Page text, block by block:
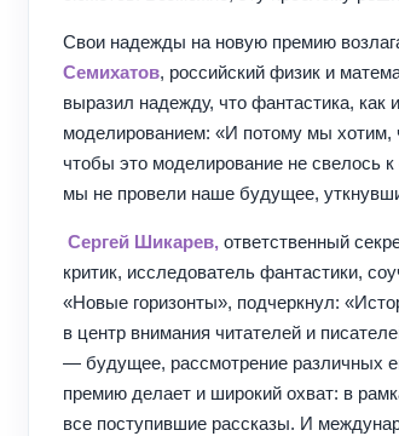
Свои надежды на новую премию
Семихатов, российский физик и
выразил надежду, что фантастика, как
моделированием: «И потому мы
чтобы это моделирование не свелось
мы не провели наше будущее,
Сергей Шикарев, ответственный
критик, исследователь фантастики,
«Новые горизонты», подчеркнул:
в центр внимания читателей и
— будущее, рассмотрение различных
премию делает и широкий охват: в
все поступившие рассказы. И